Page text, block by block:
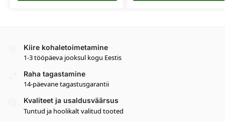
Kiire kohaletoimetamine
1-3 tööpäeva jooksul kogu Eestis
Raha tagastamine
14-päevane tagastusgarantii
Kvaliteet ja usaldusväärsus
Tuntud ja hoolikalt valitud tooted